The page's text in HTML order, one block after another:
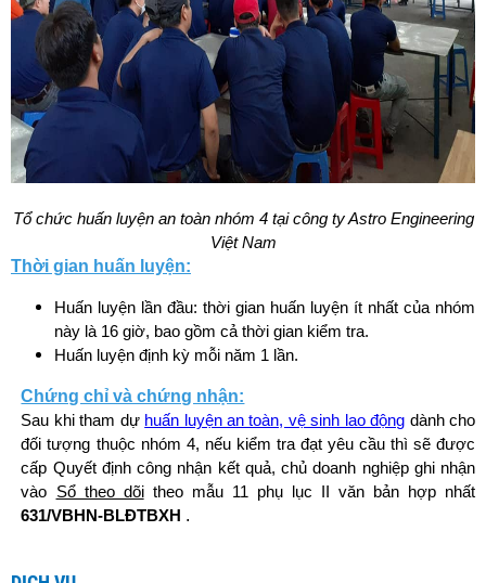
Tổ chức huấn luyện an toàn nhóm 4 tại công ty Astro Engineering
Việt Nam
Thời gian huấn luyện:
Huấn luyện lần đầu: thời gian huấn luyện ít nhất của nhóm
này là 16 giờ, bao gồm cả thời gian kiểm tra.
Huấn luyện định kỳ mỗi năm 1 lần.
Chứng chỉ và chứng nhận:
Sau khi tham dự huấn luyện an toàn, vệ sinh lao động dành cho
đối tượng thuộc nhóm 4, nếu kiểm tra đạt yêu cầu thì sẽ được
cấp Quyết định công nhận kết quả, chủ doanh nghiệp ghi nhận
vào Sổ theo dõitheo mẫu 11 phụ lục II văn bản hợp nhất
631/VBHN-BLĐTBXH .